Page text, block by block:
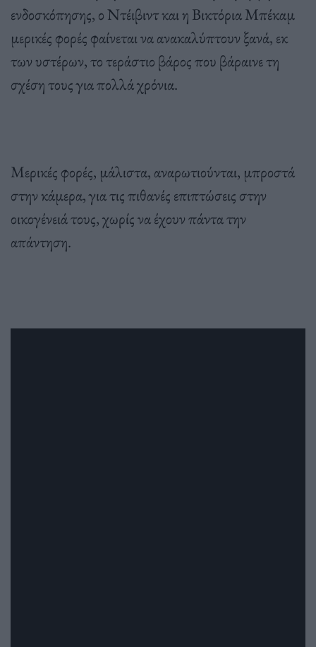
ενδοσκόπησης, ο Ντέιβιντ και η Βικτόρια Μπέκαμ
μερικές φορές φαίνεται να ανακαλύπτουν ξανά, εκ
των υστέρων, το τεράστιο βάρος που βάραινε τη
σχέση τους για πολλά χρόνια.
Μερικές φορές, μάλιστα, αναρωτιούνται, μπροστά
στην κάμερα, για τις πιθανές επιπτώσεις στην
οικογένειά τους, χωρίς να έχουν πάντα την
απάντηση.